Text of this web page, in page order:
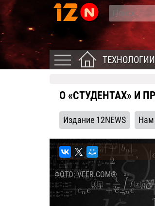
ТЕХНОЛОГИИ
О «СТУДЕНТАХ» И
Издание 12NEWS
ФОТО: VEER.COM®